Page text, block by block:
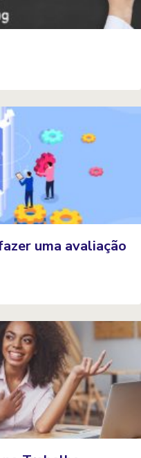
uma avaliação